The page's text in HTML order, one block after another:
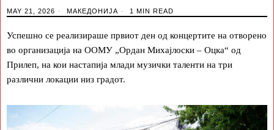
MAY 21, 2026 МАКЕДОНИЈА 1 MIN READ
Успешно се реализираше првиот ден од концертите на отворено
во организација на ООМУ „Ордан Михајлоски – Оцка“ од
Прилеп, на кои настапија млади музички таленти на три
различни локации низ градот.